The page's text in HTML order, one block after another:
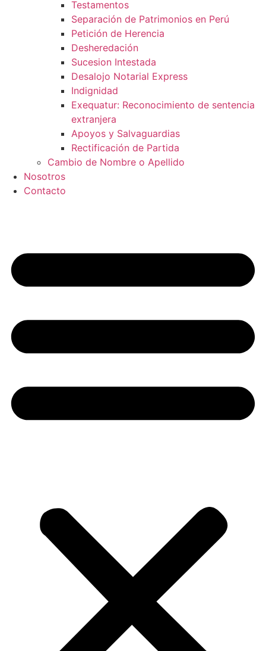
Testamentos
Separación de Patrimonios en Perú
Petición de Herencia
Desheredación
Sucesion Intestada
Desalojo Notarial Express
Indignidad
Exequatur: Reconocimiento de sentencia
extranjera
Apoyos y Salvaguardias
Rectificación de Partida
Cambio de Nombre o Apellido
Nosotros
Contacto